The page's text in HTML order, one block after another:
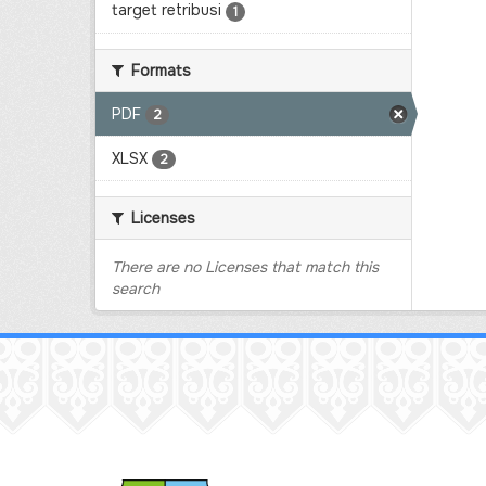
target retribusi 1
Formats
PDF 2
XLSX 2
Licenses
There are no Licenses that match this
search